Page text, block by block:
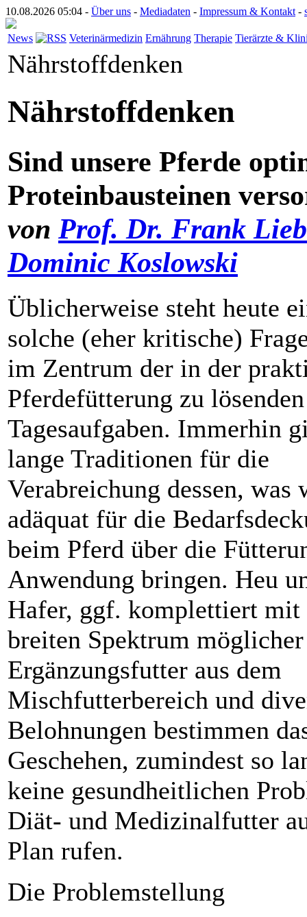
10.08.2026 05:04 - Über uns - Mediadaten - Impressum & Kontakt -
News Veterinärmedizin Ernährung Therapie Tierärzte &
Nährstoffdenken
Nährstoffdenken
Sind unsere Pferde
Proteinbausteinen
von Prof. Dr. Frank
Dominic Koslowski
Üblicherweise steht heute
solche (eher kritische)
im Zentrum der in der
Pferdefütterung zu lösenden
Tagesaufgaben. Immerhin
lange Traditionen für die
Verabreichung dessen, was
adäquat für die
beim Pferd über die
Anwendung bringen. Heu
Hafer, ggf. komplettiert mit
breiten Spektrum möglicher
Ergänzungsfutter aus dem
Mischfutterbereich und
Belohnungen bestimmen
Geschehen, zumindest so
keine gesundheitlichen
Diät- und Medizinalfutter
Plan rufen.
Die Problemstellung